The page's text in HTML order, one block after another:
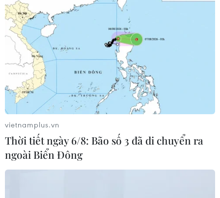
Thế vận hội Paris 2024 đạt doanh số vé cao kỷ
lục
Ấm lòng tình cảm người Việt tại Pháp dành cho
vận động viên khuyết tật
Paralympic Paris 2024: Trung
Quốc có số HCV gấp đôi đoàn đứng thứ 2
Huyền thoại Cuba khép lại sự nghiệp sau huy
chương Vàng Paralympic thứ 11
vietnamplus.vn
Thời tiết ngày 6/8: Bão số 3 đã di chuyển ra
ngoài Biển Đông